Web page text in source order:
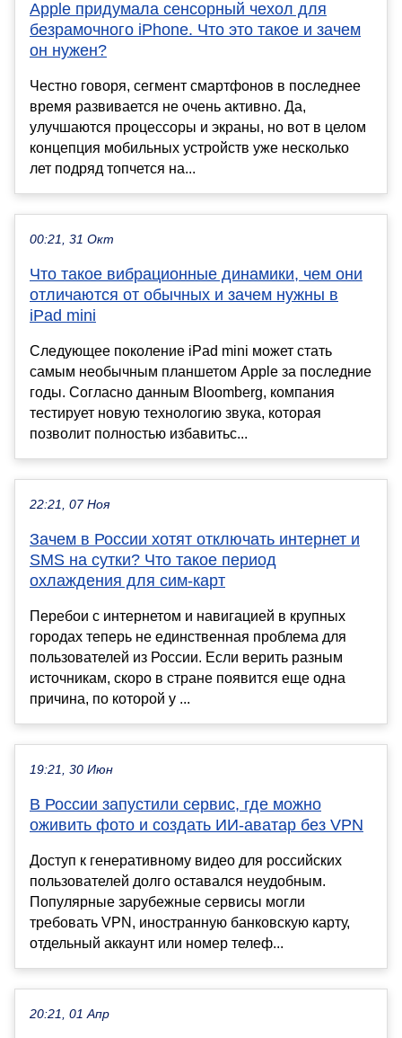
Apple придумала сенсорный чехол для
безрамочного iPhone. Что это такое и зачем
он нужен?
Честно говоря, сегмент смартфонов в последнее
время развивается не очень активно. Да,
улучшаются процессоры и экраны, но вот в целом
концепция мобильных устройств уже несколько
лет подряд топчется на...
00:21, 31 Окт
Что такое вибрационные динамики, чем они
отличаются от обычных и зачем нужны в
iPad mini
Следующее поколение iPad mini может стать
самым необычным планшетом Apple за последние
годы. Согласно данным Bloomberg, компания
тестирует новую технологию звука, которая
позволит полностью избавитьс...
22:21, 07 Ноя
Зачем в России хотят отключать интернет и
SMS на сутки? Что такое период
охлаждения для сим-карт
Перебои с интернетом и навигацией в крупных
городах теперь не единственная проблема для
пользователей из России. Если верить разным
источникам, скоро в стране появится еще одна
причина, по которой у ...
19:21, 30 Июн
В России запустили сервис, где можно
оживить фото и создать ИИ-аватар без VPN
Доступ к генеративному видео для российских
пользователей долго оставался неудобным.
Популярные зарубежные сервисы могли
требовать VPN, иностранную банковскую карту,
отдельный аккаунт или номер телеф...
20:21, 01 Апр